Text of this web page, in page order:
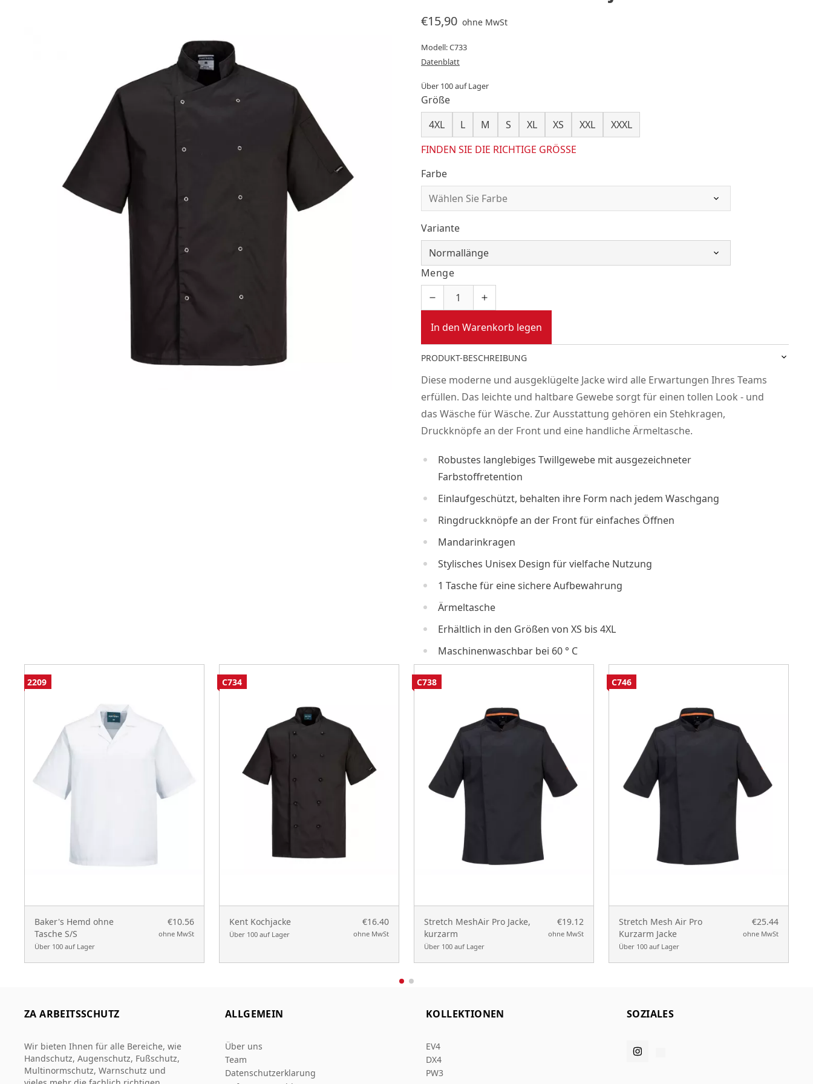
€15,90 ohne MwSt
Modell: C733
Datenblatt
Über 100 auf Lager
Größe
4XL
L M S XL XS XXL
XXXL
FINDEN SIE DIE RICHTIGE GRÖSSE
Farbe
Variante
Menge
In den Warenkorb legen
PRODUKT-BESCHREIBUNG
Diese moderne und ausgeklügelte Jacke wird alle Erwartungen Ihres Teams
erfüllen. Das leichte und haltbare Gewebe sorgt für einen tollen Look - und
das Wäsche für Wäsche. Zur Ausstattung gehören ein Stehkragen,
Druckknöpfe an der Front und eine handliche Ärmeltasche.
Robustes langlebiges Twillgewebe mit ausgezeichneter
Farbstoffretention
Einlaufgeschützt, behalten ihre Form nach jedem Waschgang
Ringdruckknöpfe an der Front für einfaches Öffnen
Mandarinkragen
Stylisches Unisex Design für vielfache Nutzung
1 Tasche für eine sichere Aufbewahrung
Ärmeltasche
Erhältlich in den Größen von XS bis 4XL
Maschinenwaschbar bei 60 ° C
Baker's Hemd ohne
Tasche S/S
Über 100 auf Lager
€10.56
ohne MwSt
2209
Kent Kochjacke
Über 100 auf Lager
€16.40
ohne MwSt
C734
Stretch MeshAir Pro Jacke,
kurzarm
Über 100 auf Lager
€19.12
ohne MwSt
C738
Stretch Mesh Air Pro
Kurzarm Jacke
Über 100 auf Lager
€25.44
ohne MwSt
C746
ZA ARBEITSSCHUTZ
Wir bieten Ihnen für alle Bereiche, wie
Handschutz, Augenschutz, Fußschutz,
Multinormschutz, Warnschutz und
ALLGEMEIN
Über uns
Team
Datenschutzerklarung
KOLLEKTIONEN
EV4
DX4
PW3
SOZIALES